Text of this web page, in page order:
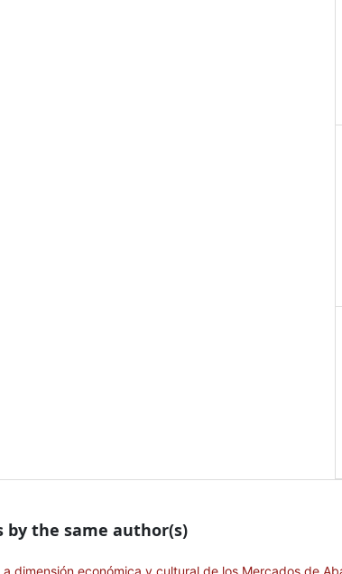
by the same author(s)
dimensión económica y cultural de los Mercados de